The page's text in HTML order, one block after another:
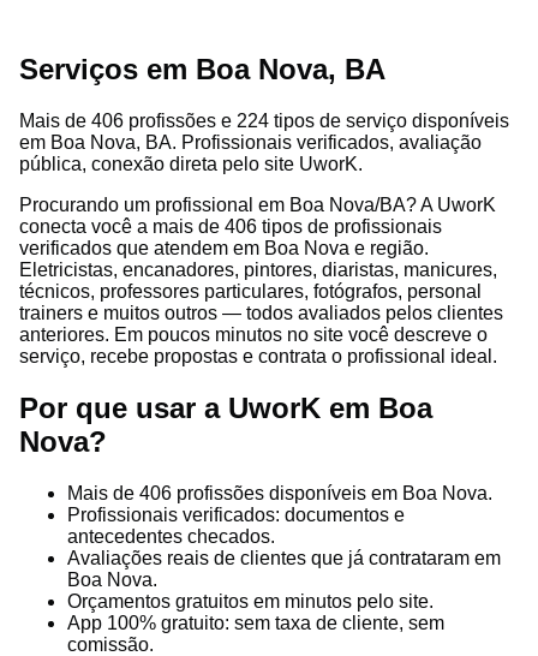
Serviços em Boa Nova, BA
Mais de 406 profissões e 224 tipos de serviço disponíveis
em Boa Nova, BA. Profissionais verificados, avaliação
pública, conexão direta pelo site UworK.
Procurando um profissional em Boa Nova/BA? A UworK
conecta você a mais de 406 tipos de profissionais
verificados que atendem em Boa Nova e região.
Eletricistas, encanadores, pintores, diaristas, manicures,
técnicos, professores particulares, fotógrafos, personal
trainers e muitos outros — todos avaliados pelos clientes
anteriores. Em poucos minutos no site você descreve o
serviço, recebe propostas e contrata o profissional ideal.
Por que usar a UworK em Boa
Nova?
Mais de 406 profissões disponíveis em Boa Nova.
Profissionais verificados: documentos e
antecedentes checados.
Avaliações reais de clientes que já contrataram em
Boa Nova.
Orçamentos gratuitos em minutos pelo site.
App 100% gratuito: sem taxa de cliente, sem
comissão.